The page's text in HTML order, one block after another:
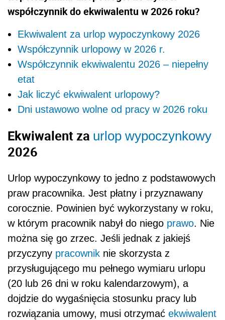
współczynnik do ekwiwalentu w 2026 roku?
Ekwiwalent za urlop wypoczynkowy 2026
Współczynnik urlopowy w 2026 r.
Współczynnik ekwiwalentu 2026 – niepełny
etat
Jak liczyć ekwiwalent urlopowy?
Dni ustawowo wolne od pracy w 2026 roku
Ekwiwalent za urlop wypoczynkowy
2026
Urlop wypoczynkowy to jedno z podstawowych
praw pracownika. Jest płatny i przyznawany
corocznie. Powinien być wykorzystany w roku,
w którym pracownik nabył do niego prawo. Nie
można się go zrzec. Jeśli jednak z jakiejś
przyczyny pracownik nie skorzysta z
przysługującego mu pełnego wymiaru urlopu
(20 lub 26 dni w roku kalendarzowym), a
dojdzie do wygaśnięcia stosunku pracy lub
rozwiązania umowy, musi otrzymać ekwiwalent